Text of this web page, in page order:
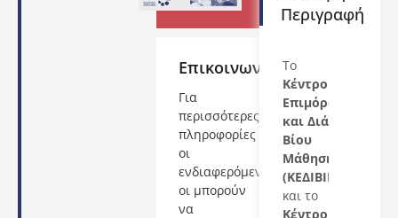
Επικοινωνία
Για
περισσότερες
πληροφορίες
οι
ενδιαφερόμενες/
οι μπορούν
να
Περιγραφή
Το
Κέντρο
Επιμόρφωσης
και Διά
Βίου
Μάθησης
(ΚΕΔΙΒΙΜ)
και το
Κέντρο